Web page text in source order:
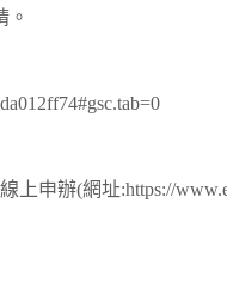
。
申辦(網址:https://